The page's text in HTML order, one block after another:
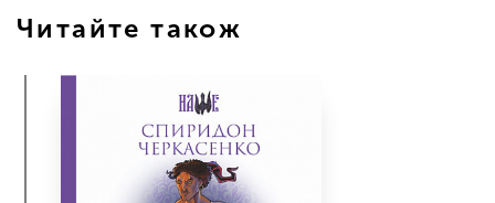
Читайте також